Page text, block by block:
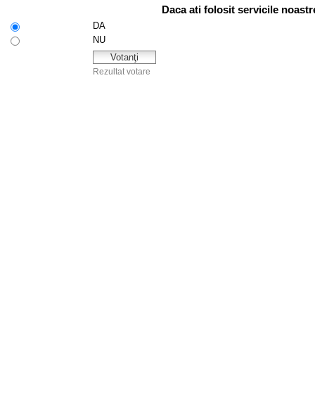
Daca ati folosit servicile
DA
NU
Rezultat votare